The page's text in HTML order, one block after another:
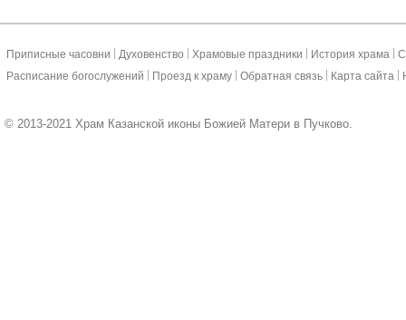
Приписные часовни Духовенство Храмовые праздники История храма
Расписание богослужений
Проезд к храму Обратная связь Карта сайта
© 2013-2021 Храм Казанской иконы Божией Матери в Пучково.